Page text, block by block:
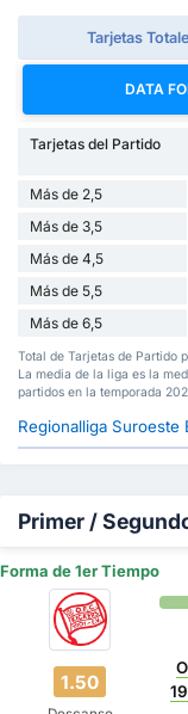
Tarjetas
DATA
Tarjetas del Partido
Más de 2,5
Más de 3,5
Más de 4,5
Más de 5,5
Más de 6,5
Total de Tarjetas de Partido
La media de la liga es la
partidos en la temporada
Regionalliga Suroeste
Primer /
Forma de 1er Tiempo
1.50